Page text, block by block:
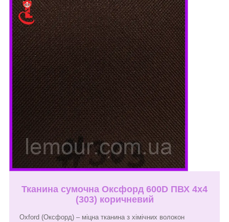
Тканина сумочна Оксфорд 600D ПВХ 4х4
(303) коричневий
Oxford (Оксфорд) – міцна тканина з хімічних волокон